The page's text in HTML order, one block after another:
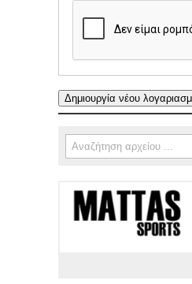
Φόρμα αναζήτησης
Αναζήτηση